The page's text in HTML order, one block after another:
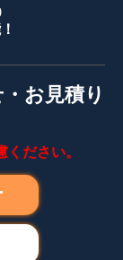
お見積り
ださい。